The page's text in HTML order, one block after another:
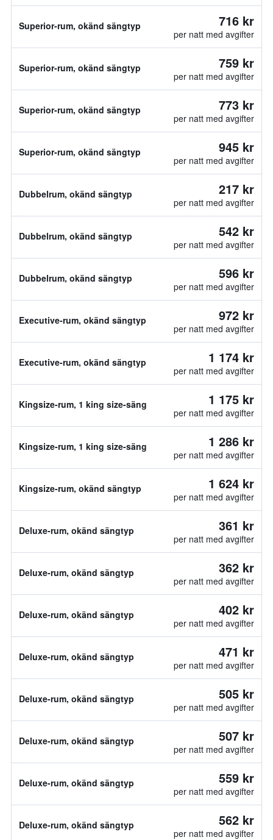
Superior-rum, okänd sängtyp 716 kr
per natt med avgifter
Superior-rum, okänd sängtyp 759 kr
per natt med avgifter
Superior-rum, okänd sängtyp 773 kr
per natt med avgifter
Superior-rum, okänd sängtyp 945 kr
per natt med avgifter
Dubbelrum, okänd sängtyp 217 kr
per natt med avgifter
Dubbelrum, okänd sängtyp 542 kr
per natt med avgifter
Dubbelrum, okänd sängtyp 596 kr
per natt med avgifter
Executive-rum, okänd sängtyp 972 kr
per natt med avgifter
Executive-rum, okänd sängtyp 1 174 kr
per natt med avgifter
Kingsize-rum, 1 king size-säng 1 175 kr
per natt med avgifter
Kingsize-rum, 1 king size-säng 1 286 kr
per natt med avgifter
Kingsize-rum, okänd sängtyp 1 624 kr
per natt med avgifter
Deluxe-rum, okänd sängtyp 361 kr
per natt med avgifter
Deluxe-rum, okänd sängtyp 362 kr
per natt med avgifter
Deluxe-rum, okänd sängtyp 402 kr
per natt med avgifter
Deluxe-rum, okänd sängtyp 471 kr
per natt med avgifter
Deluxe-rum, okänd sängtyp 505 kr
per natt med avgifter
Deluxe-rum, okänd sängtyp 507 kr
per natt med avgifter
Deluxe-rum, okänd sängtyp 559 kr
per natt med avgifter
Deluxe-rum, okänd sängtyp 562 kr
per natt med avgifter